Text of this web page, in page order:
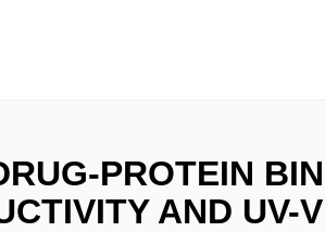
PROTEIN
AND UV-